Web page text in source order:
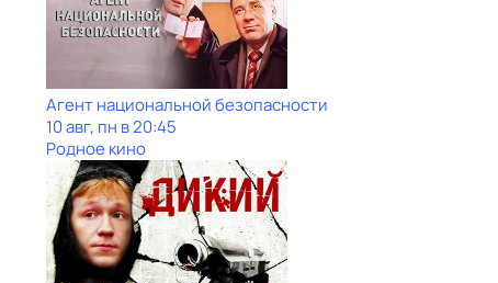
Агент национальной безопасности
10 авг, пн в 20:45
Родное кино